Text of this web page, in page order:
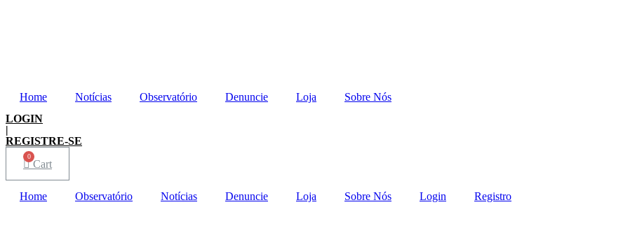
Home Notícias Observatório Denuncie Loja
Sobre Nós
LOGIN
|
REGISTRE-SE
Cart
Home Observatório Notícias Denuncie Loja Sobre Nós Login Registro